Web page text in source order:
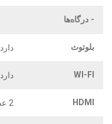
- درگاه‌ها
بلوتوث دارد
WI-FI دارد
HDMI 2 عدد